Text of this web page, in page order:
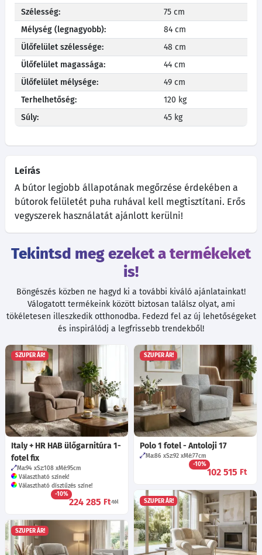
Szélesség:
75 cm
Mélység (legnagyobb):
84 cm
Ülőfelület szélessége:
48 cm
Ülőfelület magassága:
44 cm
Ülőfelület mélysége:
49 cm
Terhelhetőség:
120 kg
Súly:
45 kg
Leírás
A bútor legjobb állapotának megőrzése érdekében a
bútorok felületét puha ruhával kell megtisztítani. Erős
vegyszerek használatát ajánlott kerülni!
Tekintsd meg ezeket a termékeket
is!
Böngészés közben ne hagyd ki a további kiváló ajánlatainkat!
Válogatott termékeink között biztosan találsz olyat, ami
tökéletesen illeszkedik otthonodba. Fedezd fel az új lehetőségeket
és inspirálódj a legfrissebb trendekből!
SZUPER ÁR!
Italy + HR HAB ülőgarnitúra 1-
fotel fix
Ma:94 Sz:108 Mé:95cm
Választható színek!
Választható dísztűzés színe!
-10%
224 285 Ft-tól
SZUPER ÁR!
Polo 1 fotel - Antoloji 17
Ma:86 Sz:92 Mé:77cm
-10%
102 515 Ft
SZUPER ÁR!
SZUPER ÁR!